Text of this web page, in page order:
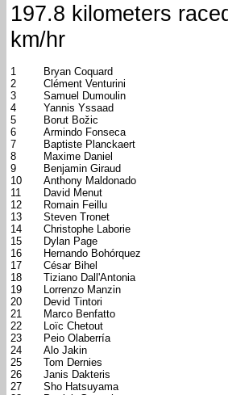
197.8 kilometers
km/hr
1 Bryan Coquard
2
Clément Venturini
3
Samuel Dumoulin
4
Yannis Yssaad
5
Borut Božic
6
Armindo Fonseca
7
Baptiste Planckaert
8
Maxime Daniel
9
Benjamin Giraud
10
Anthony Maldonado
11
David Menut
12
Romain Feillu
13
Steven Tronet
14
Christophe Laborie
15
Dylan Page
16
Hernando Bohórquez
17
César Bihel
18
Tiziano Dall'Antonia
19
Lorrenzo Manzin
20
Devid Tintori
21
Marco Benfatto
22
Loïc Chetout
23
Peio Olaberría
24
Alo Jakin
25
Tom Dernies
26
Janis Dakteris
27
Sho Hatsuyama